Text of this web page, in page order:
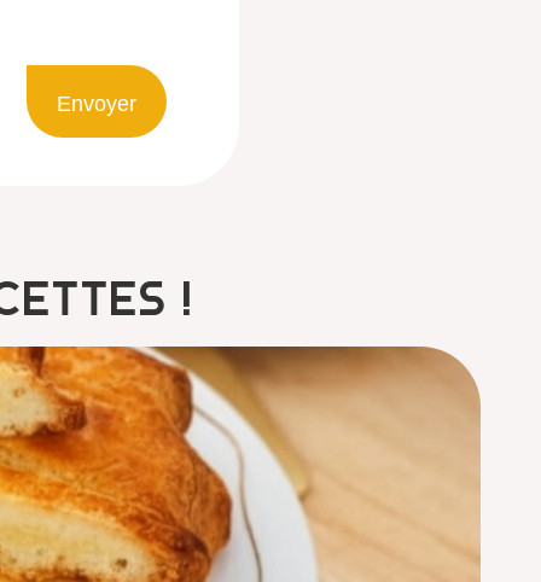
Envoyer
!